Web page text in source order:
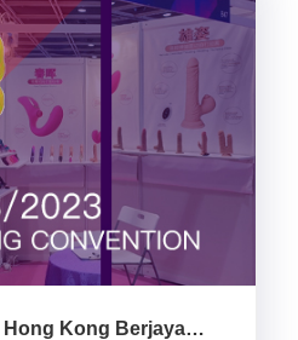
Hong Kong Berjaya